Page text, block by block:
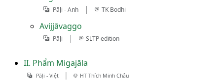
Pāḷi - Anh | TK Bodhi
Avijjāvaggo
Pāḷi | SLTP edition
II. Phẩm Migajāla
Pāḷi - Việt | HT Thích Minh Châu